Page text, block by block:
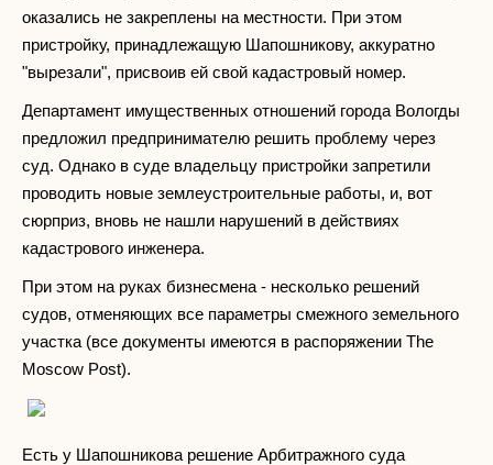
оказались не закреплены на местности. При этом
пристройку, принадлежащую Шапошникову, аккуратно
"вырезали", присвоив ей свой кадастровый номер.
Департамент имущественных отношений города Вологды
предложил предпринимателю решить проблему через
суд. Однако в суде владельцу пристройки запретили
проводить новые землеустроительные работы, и, вот
сюрприз, вновь не нашли нарушений в действиях
кадастрового инженера.
При этом на руках бизнесмена - несколько решений
судов, отменяющих все параметры смежного земельного
участка (все документы имеются в распоряжении The
Moscow Post).
Есть у Шапошникова решение Арбитражного суда